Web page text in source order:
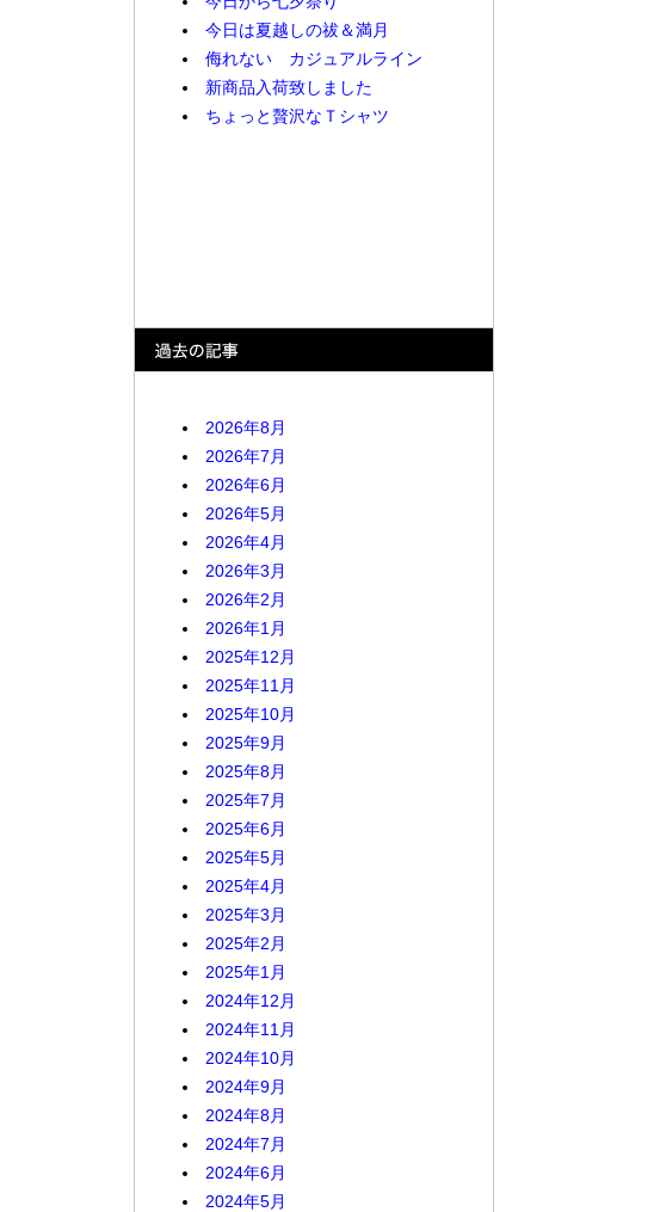
今日は夏越しの祓＆満月
侮れない カジュアルライン
新商品入荷致しました
ちょっと贅沢なＴシャツ
2026年8月
2026年7月
2026年6月
2026年5月
2026年4月
2026年3月
2026年2月
2026年1月
2025年12月
2025年11月
2025年10月
2025年9月
2025年8月
2025年7月
2025年6月
2025年5月
2025年4月
2025年3月
2025年2月
2025年1月
2024年12月
2024年11月
2024年10月
2024年9月
2024年8月
2024年7月
2024年6月
2024年5月